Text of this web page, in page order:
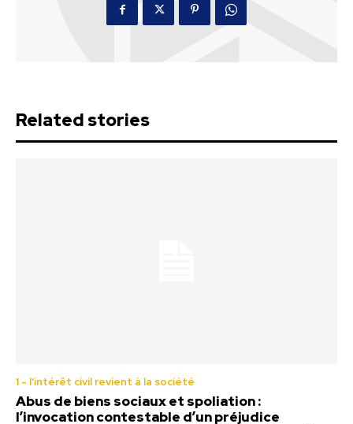
Related stories
1 - l'intérêt civil revient à la société
Abus de biens sociaux et spoliation :
l’invocation contestable d’un préjudice